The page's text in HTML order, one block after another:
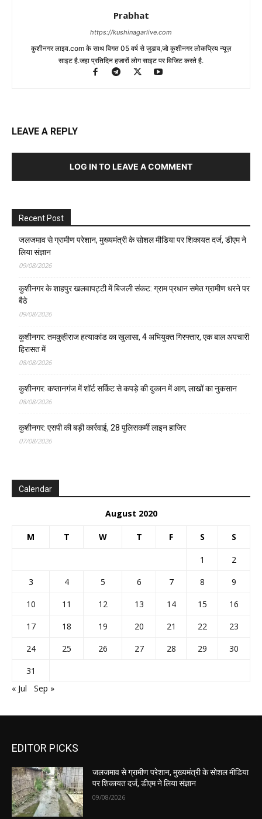
Prabhat
https://kushinagarlive.com
कुशीनगर लाइव.com के साथ विगत 05 वर्ष से जुडाव,जो कुशीनगर लोकप्रिय न्यूज़
साइट है.जहा प्रतिदिन हजारों लोग साइट पर विजिट करते है.
LEAVE A REPLY
LOG IN TO LEAVE A COMMENT
Recent Post
जलजमाव से ग्रामीण परेशान, मुख्यमंत्री के सोशल मीडिया पर शिकायत दर्ज, डीएम ने
लिया संज्ञान
09/08/2026
कुशीनगर के शाहपुर खलवापट्टी में बिजली संकट: ग्राम प्रधान समेत ग्रामीण धरने पर
बैठे
09/08/2026
कुशीनगर: तमकुहीराज हत्याकांड का खुलासा, 4 अभियुक्त गिरफ्तार, एक बाल अपचारी
हिरासत में
08/08/2026
कुशीनगर: कप्तानगंज में शॉर्ट सर्किट से कपड़े की दुकान में आग, लाखों का नुकसान
08/08/2026
कुशीनगर: एसपी की बड़ी कार्रवाई, 28 पुलिसकर्मी लाइन हाजिर
07/08/2026
Calendar
August 2020
M T W T F S S
1
2
3
4 5 6 7 8
9
10
11 12 13 14 15
16
17
18 19 20 21 22
23
24
25 26 27 28 29
30
31
« Jul
Sep »
EDITOR PICKS
जलजमाव से ग्रामीण परेशान, मुख्यमंत्री के सोशल मीडिया
पर शिकायत दर्ज, डीएम ने लिया संज्ञान
09/08/2026